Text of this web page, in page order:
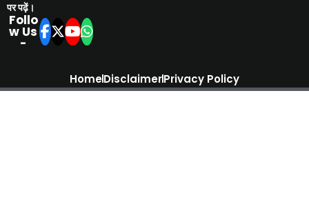
पर पढ़ें।
Follo
w Us
-
HomeDisclaimerPrivacy Policy